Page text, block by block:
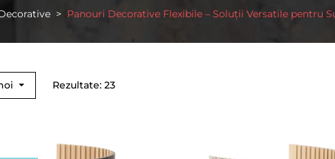
Panouri Decorative Flexibile – Soluții Versatile pentru
Rezultate: 23